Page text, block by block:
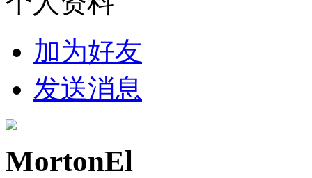
加为好友
发送消息
MortonEl